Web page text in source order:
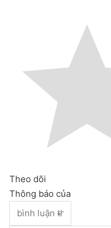
Theo dõi
Thông báo của